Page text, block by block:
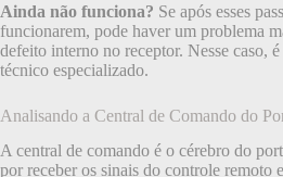
Ainda não funciona? Se após esses
funcionarem, pode haver um problema
defeito interno no receptor. Nesse caso,
técnico especializado.
Analisando a Central de Comando do
A central de comando é o cérebro do
por receber os sinais do controle remoto